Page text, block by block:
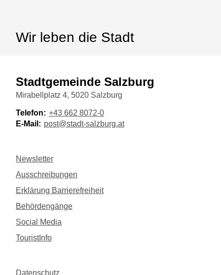
Wir leben die Stadt
Stadtgemeinde Salzburg
Mirabellplatz 4, 5020 Salzburg
Telefon: +43 662 8072-0
E-Mail: post@stadt-salzburg.at
Newsletter
Ausschreibungen
Erklärung Barrierefreiheit
Behördengänge
Social Media
TouristInfo
Datenschutz